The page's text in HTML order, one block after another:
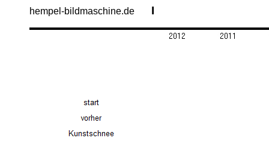
hempel-bildmaschine.de I